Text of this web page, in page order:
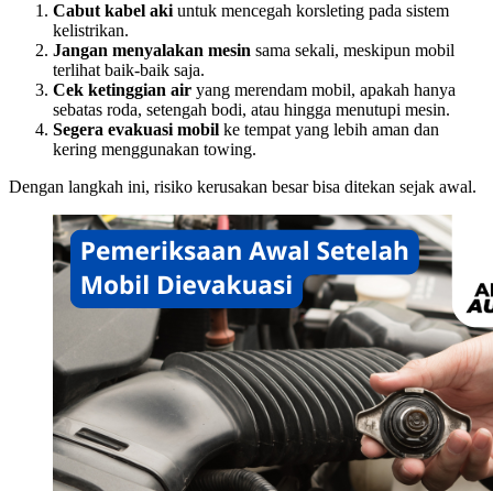
Cabut kabel aki untuk mencegah korsleting pada sistem
kelistrikan.
Jangan menyalakan mesin sama sekali, meskipun mobil
terlihat baik-baik saja.
Cek ketinggian air yang merendam mobil, apakah hanya
sebatas roda, setengah bodi, atau hingga menutupi mesin.
Segera evakuasi mobil ke tempat yang lebih aman dan
kering menggunakan towing.
Dengan langkah ini, risiko kerusakan besar bisa ditekan sejak awal.